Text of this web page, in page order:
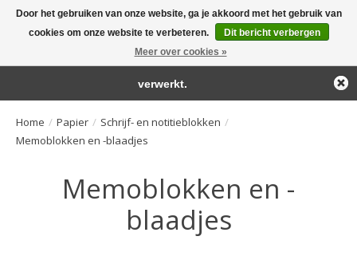
Large selection of products and fast shipping!
Home / Papier / Schrijf- en notitieblokken /
Memoblokken en -blaadjes
Memoblokken en -
blaadjes
Door het gebruiken van onze website, ga je akkoord met het gebruik van
cookies om onze website te verbeteren.
Dit bericht verbergen
Meer over cookies »
← Keer terug naar de backofficeDeze winkel is in aanbouw.
Eventueel geplaatste orders zullen niet worden gehonoreerd of
verwerkt.